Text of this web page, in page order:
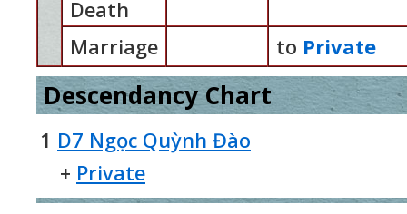
Death
Marriage
to Private
Descendancy Chart
1 D7 Ngọc Quỳnh Đào
+ Private